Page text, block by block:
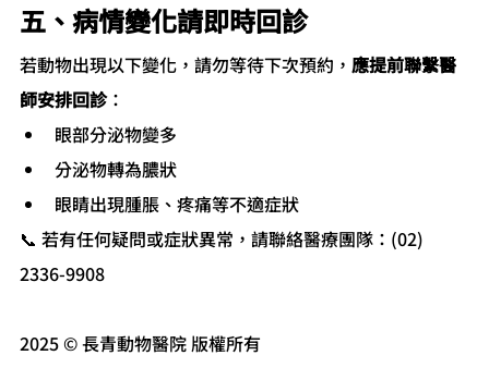
五、病情變化請即時回診
若動物出現以下變化，請勿等待下次預約， 應提前聯繫醫
師安排回診：
眼部分泌物變多
分泌物轉為膿狀
眼睛出現腫脹、疼痛等不適症狀
📞 若有任何疑問或症狀異常，請聯絡醫療團隊：(02)
2336-9908
2025 © 長青動物醫院 版權所有